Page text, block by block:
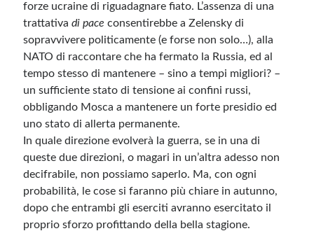
forze ucraine di riguadagnare fiato. L’assenza di una
trattativadi pace consentirebbe a Zelensky di
sopravvivere politicamente (e forse non solo…), alla
NATO di raccontare che ha fermato la Russia, ed al
tempo stesso di mantenere – sino a tempi migliori? –
un sufficiente stato di tensione ai confini russi,
obbligando Mosca a mantenere un forte presidio ed
uno stato di allerta permanente.
In quale direzione evolverà la guerra, se in una di
queste due direzioni, o magari in un’altra adesso non
decifrabile, non possiamo saperlo. Ma, con ogni
probabilità, le cose si faranno più chiare in autunno,
dopo che entrambi gli eserciti avranno esercitato il
proprio sforzo profittando della bella stagione.